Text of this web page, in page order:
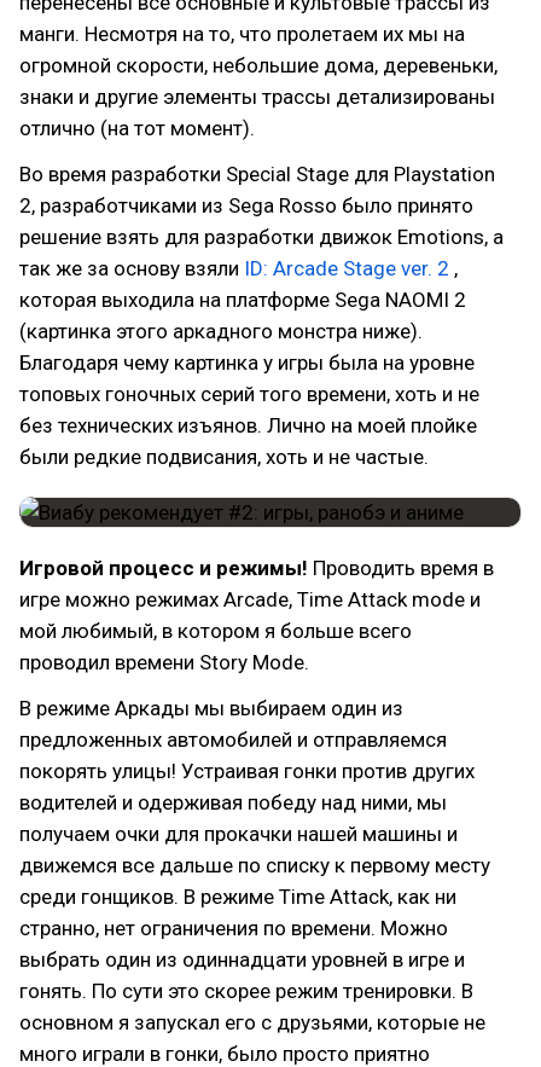
манги. Несмотря на то, что пролетаем их мы на
огромной скорости, небольшие дома, деревеньки,
знаки и другие элементы трассы детализированы
отлично (на тот момент).
Во время разработки Special Stage для Playstation
2, разработчиками из Sega Rosso было принято
решение взять для разработки движок Emotions, а
так же за основу взяли ID: Arcade Stage ver. 2 ,
которая выходила на платформе Sega NAOMI 2
(картинка этого аркадного монстра ниже).
Благодаря чему картинка у игры была на уровне
топовых гоночных серий того времени, хоть и не
без технических изъянов. Лично на моей плойке
были редкие подвисания, хоть и не частые.
Игровой процесс и режимы! Проводить время в
игре можно режимах Arcade, Time Attack mode и
мой любимый, в котором я больше всего
проводил времени Story Mode.
В режиме Аркады мы выбираем один из
предложенных автомобилей и отправляемся
покорять улицы! Устраивая гонки против других
водителей и одерживая победу над ними, мы
получаем очки для прокачки нашей машины и
движемся все дальше по списку к первому месту
среди гонщиков. В режиме Time Attack, как ни
странно, нет ограничения по времени. Можно
выбрать один из одиннадцати уровней в игре и
гонять. По сути это скорее режим тренировки. В
основном я запускал его с друзьями, которые не
много играли в гонки, было просто приятно